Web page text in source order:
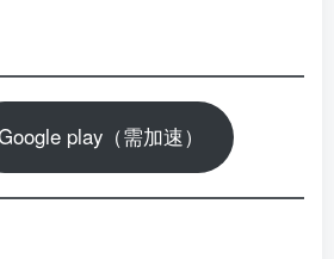
play（需加速）